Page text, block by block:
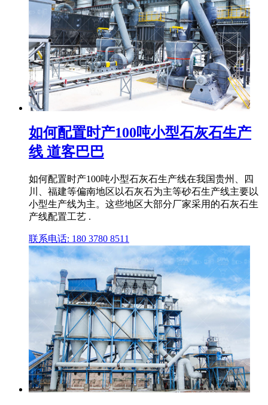
如何配置时产100吨小型石灰石生产
线 道客巴巴
如何配置时产100吨小型石灰石生产线在我国贵州、四
川、福建等偏南地区以石灰石为主等砂石生产线主要以
小型生产线为主。这些地区大部分厂家采用的石灰石生
产线配置工艺 .
联系电话: 180 3780 8511